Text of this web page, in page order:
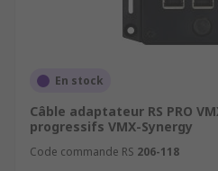
En stock
Câble adaptateur RS PRO
progressifs VMX-Synergy
Code commande RS 206-118